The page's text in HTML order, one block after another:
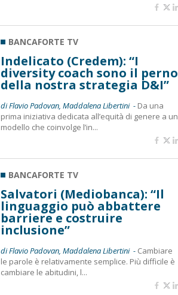
BANCAFORTE TV
Indelicato (Credem): “I
diversity coach sono il perno
della nostra strategia D&I”
di Flavio Padovan, Maddalena Libertini - Da una
prima iniziativa dedicata all’equità di genere a un
modello che coinvolge l’in...
BANCAFORTE TV
Salvatori (Mediobanca): “Il
linguaggio può abbattere
barriere e costruire
inclusione”
di Flavio Padovan, Maddalena Libertini - Cambiare
le parole è relativamente semplice. Più difficile è
cambiare le abitudini, l...